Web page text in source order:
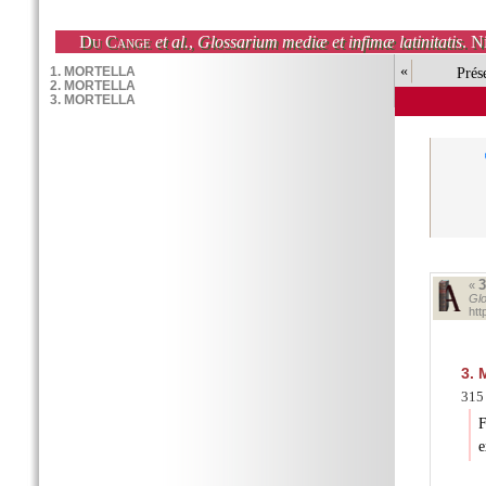
Du Cange et al., Glossarium mediæ et infimæ latinitatis.
«
«
3.